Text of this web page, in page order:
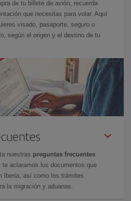
de tu billete de avión, recuerda
que necesitas para volar. Aquí
visado, pasaporte, seguro o
según el origen y el destino de tu
nuestras preguntas frecuentes
te aclaramos los documentos que
Iberia, así como los trámites
la migración y aduanas.